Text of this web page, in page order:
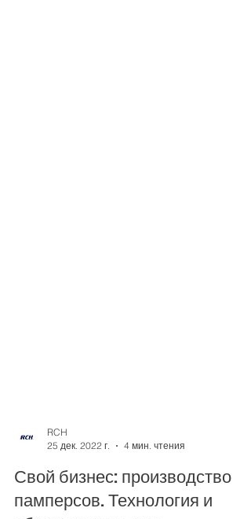
25 дек. 2022 г.
4 мин. чтения
Свой бизнес: производство